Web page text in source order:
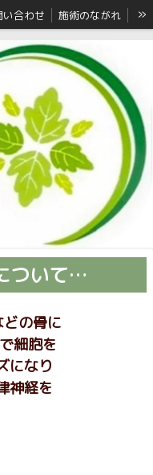
い合わせ
施術のながれ
»
ついて…
の骨に
細胞を
になり
神経を